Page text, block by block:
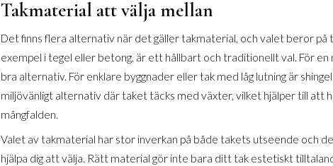
Takmaterial att välja mellan
Det finns flera alternativ när det gäller takmaterial, och valet beror på
exempel i tegel eller betong, är ett hållbart och traditionellt val. För
bra alternativ. För enklare byggnader eller tak med låg lutning är
miljövänligt alternativ där taket täcks med växter, vilket hjälper till att
mångfalden.
Valet av takmaterial har stor inverkan på både takets utseende och
hjälpa dig att välja. Rätt material gör inte bara ditt tak estetiskt